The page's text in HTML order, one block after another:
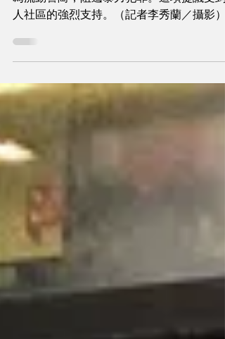
谷 華人支持
警察協會提議警局將流動指揮車開進訪谷區
為流動警崗，阻遏暴力犯罪。這項提議受到
訪谷區暴力犯罪嚴重，居民指出，兩周前才
現金，但沒有報案。（記者李秀蘭／攝影）